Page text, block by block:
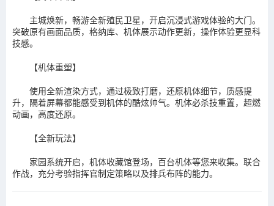
主城焕新，畅游全新殖民卫星，开启沉浸式游戏体验的大门。
突破原有画面品质，格纳库、机体展示动作更新，操作体验更显科
技感。
【机体重塑】
使用全新渲染方式，通过极致打磨，还原机体细节，质感提
升，隔着屏幕都能感受到机体的酷炫帅气。机体必杀技重置，超燃
动画，高度还原。
【全新玩法】
家园系统开启，机体收藏馆登场，百台机体等您来收集。联合
作战，充分考验指挥官制定策略以及排兵布阵的能力。